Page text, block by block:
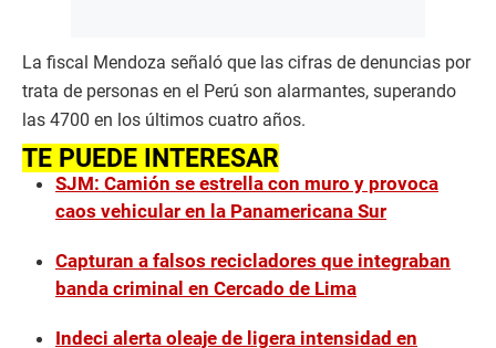
La fiscal Mendoza señaló que las cifras de denuncias por
trata de personas en el Perú son alarmantes, superando
las 4700 en los últimos cuatro años.
TE PUEDE INTERESAR
SJM: Camión se estrella con muro y provoca
caos vehicular en la Panamericana Sur
Capturan a falsos recicladores que integraban
banda criminal en Cercado de Lima
Indeci alerta oleaje de ligera intensidad en